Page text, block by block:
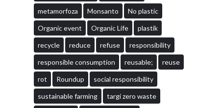
metamorfoza Monsanto No plastic
Organic event Organic Life plastik
recycle reduce refuse responsibility
responsible consumption reusable; reuse
rot Roundup social responsibility
sustainable farming targi zero waste